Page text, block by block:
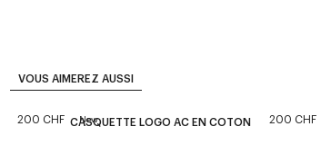
VOUS AIMEREZ AUSSI
200 CHF New
CASQUETTE LOGO AC EN COTON 200 CHF